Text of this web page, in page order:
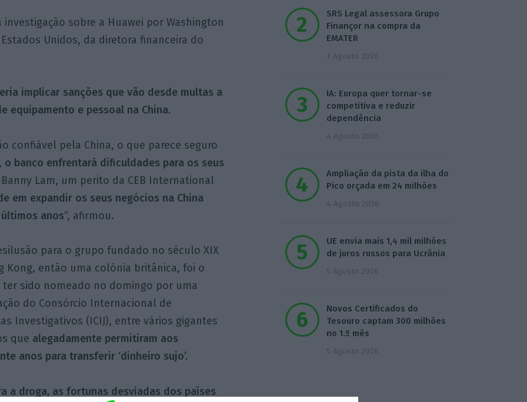
sobre a Huawei por Washington
Unidos, da diretora financeira do
implicar sanções que vão desde multas a
equipamento e pessoal na China.
confiável pela China, o que parece seguro
o banco enfrentará dificuldades para os seus
Lam, um perito da CEB International
em expandir os seus negócios na China
anos“, afirmou.
para o grupo fundado no século XIX
Kong, então uma colónia britânica, foi o
sido nomeado no domingo por uma
do Consórcio Internacional de
Investigativos (ICIJ), entre vários gigantes
que alegadamente permitiram aos
anos para transferir ‘dinheiro sujo’.
a droga, as fortunas desviadas dos países
SRS Legal assessora Grupo
Finançor na compra da
EMATER
3 Agosto 2026
IA: Europa quer tornar-se
competitiva e reduzir
dependência
4 Agosto 2026
Ampliação da pista da ilha do
Pico orçada em 24 milhões
4 Agosto 2026
UE envia mais 1,4 mil milhões
de juros russos para Ucrânia
5 Agosto 2026
Novos Certificados do
Tesouro captam 300 milhões
no 1.º mês
5 Agosto 2026